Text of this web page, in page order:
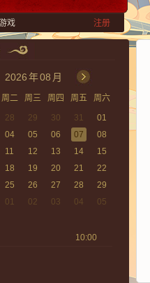
戏 注册
2026年08 月
周二 周三 周四 周五
周六
28 29 30 31
01
04 05 06 07
08
11 12 13 14
15
18 19 20 21
22
25 26 27 28
29
01 02 03 04 05
10:00